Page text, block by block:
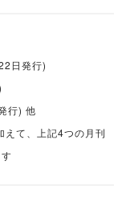
日発行)
行) 他
て、上記4つの月刊